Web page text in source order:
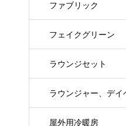
ファブリック
フェイクグリーン
ラウンジセット
ラウンジャー、デイ
屋外用冷暖房